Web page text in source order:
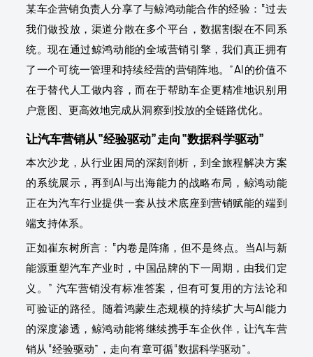
某车企营销负责人分享了与鲸鸿动能合作的经验：“过去
我们做投放，渠道分散在多个平台，数据割裂在不同系
统。现在通过鲸鸿动能的全域营销引擎，我们真正拥有
了一个可统一管理和持续经营的营销阵地。”AI的价值不
在于替代人工做内容，而在于帮助车企更精准地识别用
户意图、更高效地完成从洞察到投放的全链路优化。
让汽车营销从“经验驱动”走向“数据科学驱动”
本次沙龙，从行业困局的深刻剖析，到全旅程解决方案
的系统展示，再到AI与出海能力的战略布局，鲸鸿动能
正在为汽车行业提供一套从技术底座到营销赋能的端到
端支持体系。
正如崔东树所言：“内卷是阵痛，但不是终点。当AI与新
能源重塑汽车产业时，中国品牌的下一周期，由我们定
义。” 汽车营销没有标准答案，但有可复用的方法论和
可验证的路径。随着鸿蒙生态规模的持续扩大与AI能力
的深度渗透，鲸鸿动能将继续携手车企伙伴，让汽车营
销从“经验驱动”，走向有章可循“数据科学驱动”。